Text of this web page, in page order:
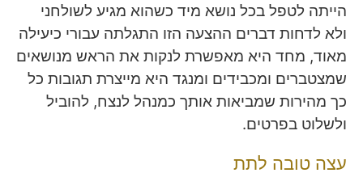
הייתה לטפל בכל נושא מיד כשהוא מגיע לשולחני
ולא לדחות דברים ההצעה הזו התגלתה עבורי כיעילה
מאוד, מחד היא מאפשרת לנקות את הראש מנושאים
שמצטברים ומכבידים ומנגד היא מייצרת תגובות כל
כך מהירות שמביאות אותך כמנהל לנצח, להוביל
ולשלוט בפרטים.
עצה טובה לתת